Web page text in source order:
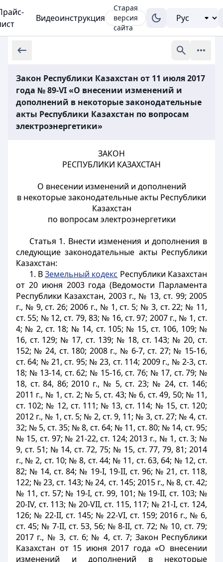
Видеоинструкция
Старая
версия
сайта
Закон Республики Казахстан от 11 июля 2017
года № 89-VI «О внесении изменений и
дополнений в некоторые законодательные
акты Республики Казахстан по вопросам
электроэнергетики»
ЗАКОН
РЕСПУБЛИКИ КАЗАХСТАН
О внесении изменений и дополнений
в некоторые законодательные акты Республики
Казахстан
по вопросам электроэнергетики
Статья 1. Внести изменения и дополнения в
следующие законодательные акты Республики
Казахстан:
1. ВЗемельный кодекс Республики Казахстан
от 20 июня 2003 года (Ведомости Парламента
Республики Казахстан, 2003 г., № 13, ст. 99; 2005
г., № 9, ст. 26; 2006 г., № 1, ст. 5; № 3, ст. 22; № 11,
ст. 55; № 12, ст. 79, 83; № 16, ст. 97; 2007 г., № 1, ст.
4; № 2, ст. 18; № 14, ст. 105; № 15, ст. 106, 109; №
16, ст. 129; № 17, ст. 139; № 18, ст. 143; № 20, ст.
152; № 24, ст. 180; 2008 г., № 6-7, ст. 27; № 15-16,
ст. 64; № 21, ст. 95; № 23, ст. 114; 2009 г., № 2-3, ст.
18; № 13-14, ст. 62; № 15-16, ст. 76; № 17, ст. 79; №
18, ст. 84, 86; 2010 г., № 5, ст. 23; № 24, ст. 146;
2011 г., № 1, ст. 2; № 5, ст. 43; № 6, ст. 49, 50; № 11,
ст. 102; № 12, ст. 111; № 13, ст. 114; № 15, ст. 120;
2012 г., № 1, ст. 5; № 2, ст. 9, 11; № 3, ст. 27; № 4, ст.
32; № 5, ст. 35; № 8, ст. 64; № 11, ст. 80; № 14, ст. 95;
№ 15, ст. 97; № 21-22, ст. 124; 2013 г., № 1, ст. 3; №
9, ст. 51; № 14, ст. 72, 75; № 15, ст. 77, 79, 81; 2014
г., № 2, ст. 10; № 8, ст. 44; № 11, ст. 63, 64; № 12, ст.
82; № 14, ст. 84; № 19-I, 19-II, ст. 96; № 21, ст. 118,
122; № 23, ст. 143; № 24, ст. 145; 2015 г., № 8, ст. 42;
№ 11, ст. 57; № 19-I, ст. 99, 101; № 19-II, ст. 103; №
20-IV, ст. 113; № 20-VII, ст. 115, 117; № 21-I, ст. 124,
126; № 22-II, ст. 145; № 22-VI, ст. 159; 2016 г., № 6,
ст. 45; № 7-II, ст. 53, 56; № 8-II, ст. 72; № 10, ст. 79;
2017 г., № 3, ст. 6; № 4, ст. 7; Закон Республики
Казахстан от 15 июня 2017 года «О внесении
изменений и дополнений в некоторые